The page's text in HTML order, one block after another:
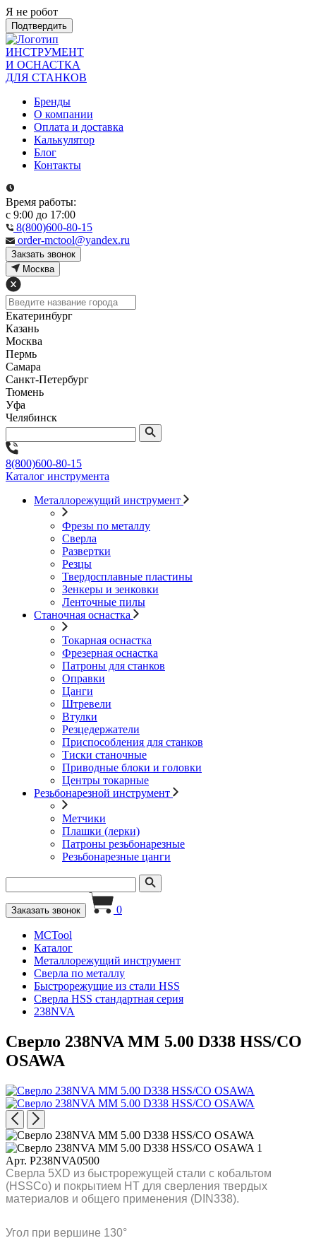
Я не робот
Подтвердить
ИНСТРУМЕНТ
И ОСНАСТКА
ДЛЯ СТАНКОВ
Бренды
О компании
Оплата и доставка
Калькулятор
Блог
Контакты
Время работы:
с 9:00 до 17:00
8(800)600-80-15
order-mctool@yandex.ru
Закзать звонок
Москва
Екатеринбург
Казань
Москва
Пермь
Самара
Санкт-Петербург
Тюмень
Уфа
Челябинск
8(800)600-80-15
Каталог инструмента
Металлорежущий инструмент
Фрезы по металлу
Сверла
Развертки
Резцы
Твердосплавные пластины
Зенкеры и зенковки
Ленточные пилы
Станочная оснастка
Токарная оснастка
Фрезерная оснастка
Патроны для станков
Оправки
Цанги
Штревели
Втулки
Резцедержатели
Приспособления для станков
Тиски станочные
Приводные блоки и головки
Центры токарные
Резьбонарезной инструмент
Метчики
Плашки (лерки)
Патроны резьбонарезные
Резьбонарезные цанги
Заказать звонок 0
MCTool
Каталог
Металлорежущий инструмент
Сверла по металлу
Быстрорежущие из стали HSS
Сверла HSS стандартная серия
238NVA
Сверло 238NVA MM 5.00 D338 HSS/CO
OSAWA
Арт. P238NVA0500
Сверла 5XD из быстрорежущей стали с кобальтом
(HSSCo) и покрытием HT для сверления твердых
материалов и общего применения (DIN338).
Угол при вершине 130°